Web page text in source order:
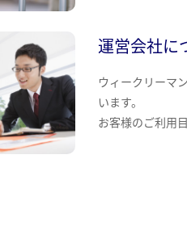
運営会社に
ウィークリーマ
います。
お客様のご利用